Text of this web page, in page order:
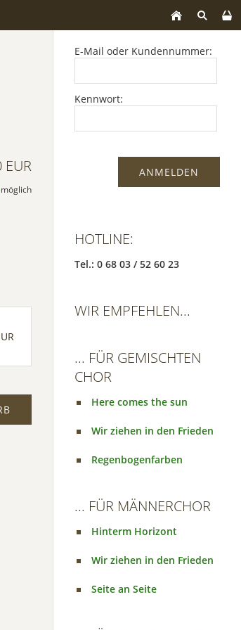
EUR
E-Mail oder Kundennummer:
Kennwort:
HOTLINE:
Tel.: 0 68 03 / 52 60 23
WIR EMPFEHLEN...
... FÜR GEMISCHTEN
CHOR
Here comes the sun
Wir ziehen in den Frieden
Regenbogenfarben
... FÜR MÄNNERCHOR
Hinterm Horizont
Wir ziehen in den Frieden
Seite an Seite